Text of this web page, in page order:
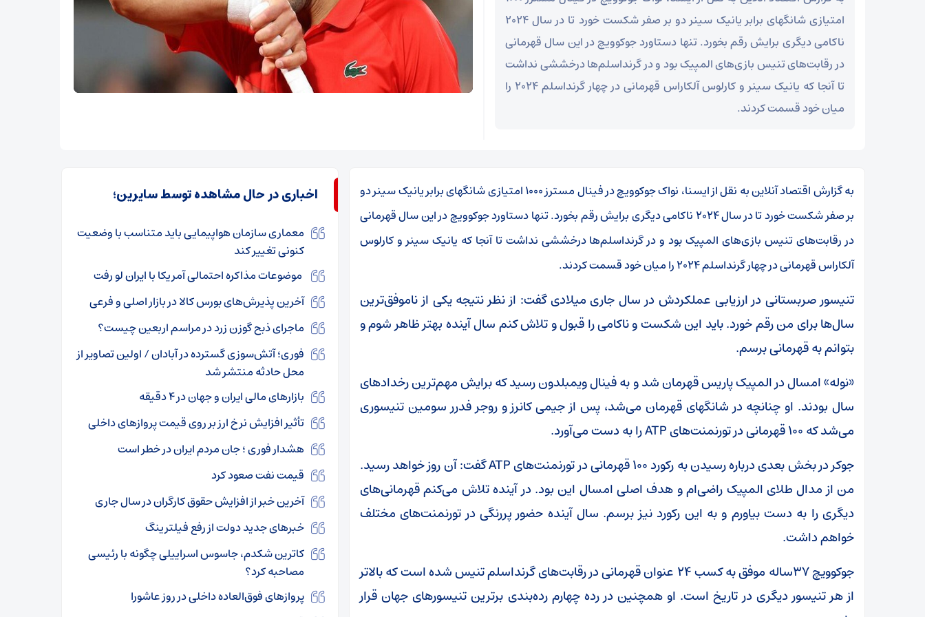
امتیازی شانگهای برابر یانیک سینر دو بر صفر شکست خورد تا در سال ۲۰۲۴
ناکامی دیگری برایش رقم بخورد. تنها دستاورد جوکوویچ در این سال قهرمانی
در رقابت‌های تنیس بازی‌های المپیک بود و در گرنداسلم‌ها درخششی نداشت
تا آنجا که یانیک سینر و کارلوس آلکاراس قهرمانی در چهار گرنداسلم ۲۰۲۴ را
میان خود قسمت کردند.
به گزارش اقتصاد آنلاین به نقل از ایسنا، نواک جوکوویچ در فینال مسترز ۱۰۰۰ امتیازی شانگهای برابر یانیک سینر دو
بر صفر شکست خورد تا در سال ۲۰۲۴ ناکامی دیگری برایش رقم بخورد. تنها دستاورد جوکوویچ در این سال قهرمانی
در رقابت‌های تنیس بازی‌های المپیک بود و در گرنداسلم‌ها درخششی نداشت تا آنجا که یانیک سینر و کارلوس
آلکاراس قهرمانی در چهار گرنداسلم ۲۰۲۴ را میان خود قسمت کردند.
تنیسور صربستانی در ارزیابی‌ عملکردش در سال جاری میلادی گفت: از نظر نتیجه یکی از ناموفق‌ترین
سال‌ها برای من رقم خورد. باید این شکست و ناکامی را قبول و تلاش کنم سال آینده بهتر ظاهر شوم و
بتوانم به قهرمانی برسم.
«نوله» امسال در المپیک پاریس قهرمان شد و به فینال ویمبلدون رسید که برایش مهم‌ترین رخدادهای
سال بودند. او چنانچه در شانگهای قهرمان می‌شد، پس از جیمی کانرز و روجر فدرر سومین تنیسوری
می‌شد که ۱۰۰ قهرمانی در تورنمنت‌های ATP را به دست می‌آورد.
جوکر در بخش بعدی درباره رسیدن به رکورد ۱۰۰ قهرمانی در تورنمنت‌های ATP گفت: آن روز خواهد رسید.
من از مدال طلای المپیک راضی‌ام و هدف اصلی امسال این بود. در آینده تلاش می‌کنم قهرمانی‌های
دیگری را به دست بیاورم و به این رکورد نیز برسم. سال آینده حضور پررنگی در تورنمنت‌های مختلف
خواهم داشت.
جوکوویچ ۳۷ساله موفق به کسب ۲۴ عنوان قهرمانی در رقابت‌های گرنداسلم تنیس شده است که بالاتر
از هر تنیسور دیگری در تاریخ است. او همچنین در رده چهارم رده‌بندی برترین تنیسورهای جهان قرار
اخباری در حال مشاهده توسط سایرین؛
معماری سازمان هواپیمایی باید متناسب با وضعیت
کنونی تغییر کند
موضوعات مذاکره احتمالی آمریکا با ایران لو رفت
آخرین پذیرش‌های بورس کالا در بازار اصلی و فرعی
ماجرای ذبح گوزن زرد در مراسم اربعین چیست؟
فوری؛ آتش‌سوزی گسترده در آبادان / اولین تصاویر از
محل حادثه منتشر شد
بازارهای مالی ایران و جهان در ۴ دقیقه
تأثیر افزایش نرخ ارز بر روی قیمت پروازهای داخلی
هشدار فوری ؛ جان مردم ایران در خطر است
قیمت نفت صعود کرد
آخرین خبر از افزایش حقوق کارگران در سال جاری
خبرهای جدید دولت از رفع فیلترینگ
کاترین شکدم، جاسوس اسراییلی چگونه با رئیسی
مصاحبه کرد؟
پروازهای فوق‌العاده داخلی در روز عاشورا